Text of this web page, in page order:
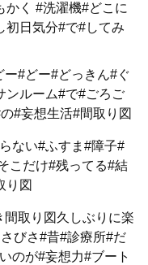
かく #洗濯機#どこに
初日気分#で#してみ
#どー#どっきん#ぐ
ンルーム#で#ごろご
#妄想生活#間取り図
ない#ふすま#障子#
こだけ#残ってる#結
り図
取り図久しぶりに楽
びさ#昔#診療所#だ
のが#妄想力#ブート